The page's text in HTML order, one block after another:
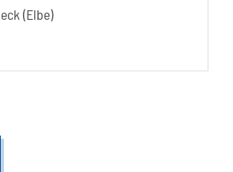
(Elbe)